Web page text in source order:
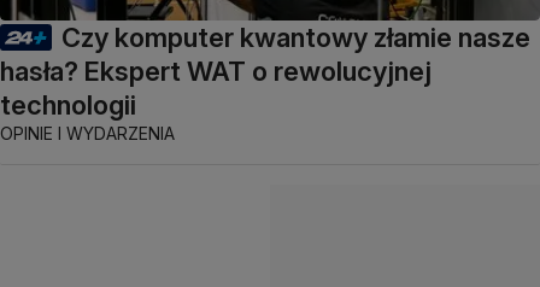
Czy komputer kwantowy złamie nasze
hasła? Ekspert WAT o rewolucyjnej
technologii
OPINIE I WYDARZENIA